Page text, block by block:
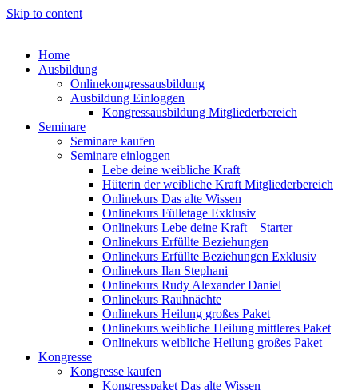
Skip to content
Home
Ausbildung
Onlinekongressausbildung
Ausbildung Einloggen
Kongressausbildung Mitgliederbereich
Seminare
Seminare kaufen
Seminare einloggen
Lebe deine weibliche Kraft
Hüterin der weibliche Kraft Mitgliederbereich
Onlinekurs Das alte Wissen
Onlinekurs Fülletage Exklusiv
Onlinekurs Lebe deine Kraft – Starter
Onlinekurs Erfüllte Beziehungen
Onlinekurs Erfüllte Beziehungen Exklusiv
Onlinekurs Ilan Stephani
Onlinekurs Rudy Alexander Daniel
Onlinekurs Rauhnächte
Onlinekurs Heilung großes Paket
Onlinekurs weibliche Heilung mittleres Paket
Onlinekurs weibliche Heilung großes Paket
Kongresse
Kongresse kaufen
Kongresspaket Das alte Wissen